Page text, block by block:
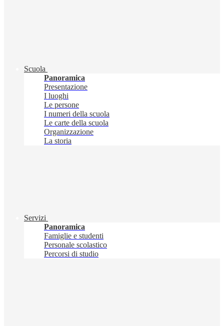
Scuola
Panoramica
Presentazione
I luoghi
Le persone
I numeri della scuola
Le carte della scuola
Organizzazione
La storia
Servizi
Panoramica
Famiglie e studenti
Personale scolastico
Percorsi di studio